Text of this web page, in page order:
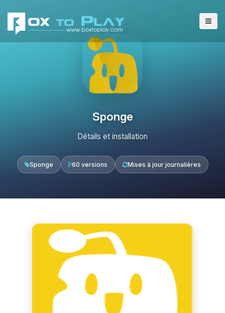
Sponge
Détails et installation
Sponge 60 versions Mises à jour journalières